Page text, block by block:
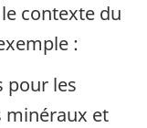
contexte du
:
pour les
minéraux et